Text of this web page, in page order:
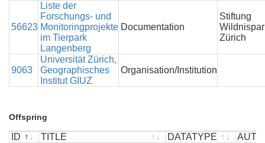
56623
Liste der
Forschungs- und
Monitoringprojekte
im Tierpark
Langenberg
Documentation
Stiftung
Zürich
9063
Universität Zürich,
Geographisches
Institut GIUZ
Organisation/Institution
Offspring
ID TITLE DATATYPE